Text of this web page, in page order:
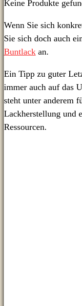
Keine Produkte
Wenn Sie sich
Sie sich doch auch
Buntlack an.
Ein Tipp zu guter
immer auch auf das
steht unter anderem
Lackherstellung und
Ressourcen.